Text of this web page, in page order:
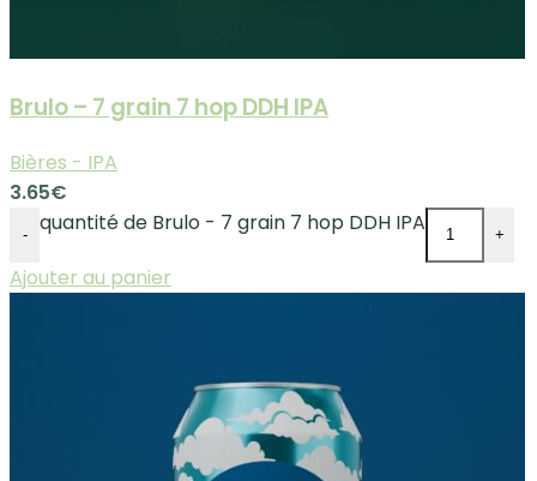
Brulo – 7 grain 7 hop DDH IPA
Bières - IPA
3.65€
- quantité de Brulo - 7 grain 7 hop DDH IPA +
Ajouter au panier